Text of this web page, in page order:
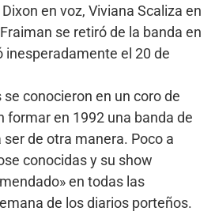
en voz, Viviana Scaliza en
se retiró de la banda en
inesperadamente el 20 de
conocieron en un coro de
formar en 1992 una banda de
de otra manera. Poco a
conocidas y su show
en todas las
de los diarios porteños.